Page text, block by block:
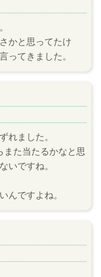
かと思ってたけ
ってきました。
れました。
また当たるかなと思
いですね。
んですよね。